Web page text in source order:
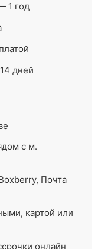
1 год
дней
с м.
Почта
картой или
онлайн